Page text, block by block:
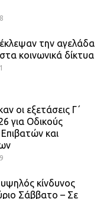
την αγελάδα
κοινωνικά δίκτυα
οι εξετάσεις Γ΄
για Οδικούς
και
κίνδυνος
Σάββατο – Σε